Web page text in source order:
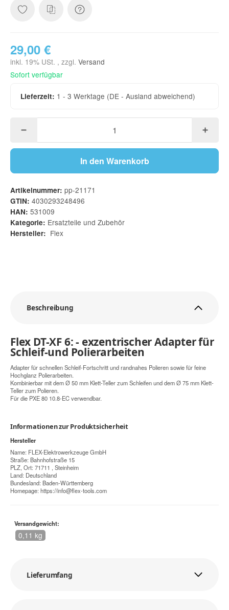
29,00 €
inkl. 19% USt. , zzgl. Versand
Sofort verfügbar
Lieferzeit: 1 - 3 Werktage (DE - Ausland abweichend)
In den Warenkorb
Artikelnummer: pp-21171
GTIN: 4030293248496
HAN: 531009
Kategorie: Ersatzteile und Zubehör
Hersteller: Flex
Beschreibung
Flex DT-XF 6: - exzentrischer Adapter für
Schleif-und Polierarbeiten
Adapter für schnellen Schleif-Fortschritt und randnahes Polieren sowie für feine
Hochglanz Polierarbeiten.
Kombinierbar mit dem Ø 50 mm Klett-Teller zum Schleifen und dem Ø 75 mm Klett-
Teller zum Polieren.
Für die PXE 80 10.8-EC verwendbar.
Informationen zur Produktsicherheit
Hersteller
Name: FLEX-Elektrowerkzeuge GmbH
Straße: Bahnhofstraße 15
PLZ, Ort: 71711 , Steinheim
Land: Deutschland
Bundesland: Baden-Württemberg
Homepage: https://info@flex-tools.com
Versandgewicht:
0,11 kg
Lieferumfang